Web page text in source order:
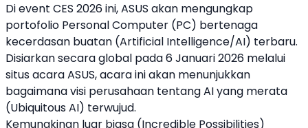
Di event CES 2026ini,ASUS akan mengungkap
portofolio Personal Computer (PC) bertenaga
kecerdasan buatan (Artificial Intelligence/AI) terbaru.
Disiarkan secara global pada 6 Januari 2026 melalui
situs acaraASUS, acara ini akan menunjukkan
bagaimana visi perusahaan tentang AI yang merata
(Ubiquitous AI) terwujud.
Kemungkinan luar biasa (Incredible Possibilities)